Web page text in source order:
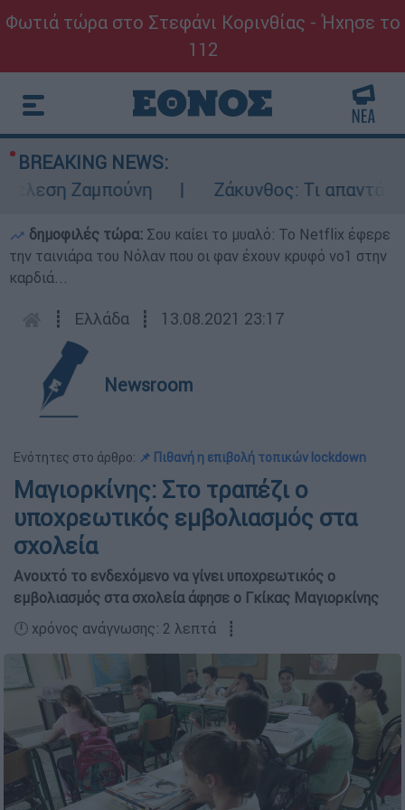
Φωτιά τώρα στο Στεφάνι Κορινθίας - Ήχησε το
112
BREAKING NEWS:
Ζαμπούνη
Ζάκυνθος: Τι απαντά η
δημοφιλές τώρα: Σου καίει το μυαλό: Το Netflix έφερε
την ταινιάρα του Νόλαν που οι φαν έχουν κρυφό νο1 στην
καρδιά...
┋ Ελλάδα ┋ 13.08.2021 23:17
Newsroom
Ενότητες στο άρθρο: 📌 Πιθανή η επιβολή τοπικών lockdown
Μαγιορκίνης: Στο τραπέζι ο
υποχρεωτικός εμβολιασμός στα
σχολεία
Ανοιχτό το ενδεχόμενο να γίνει υποχρεωτικός ο
εμβολιασμός στα σχολεία άφησε ο Γκίκας Μαγιορκίνης
🕛 χρόνος ανάγνωσης: 2 λεπτά ┋